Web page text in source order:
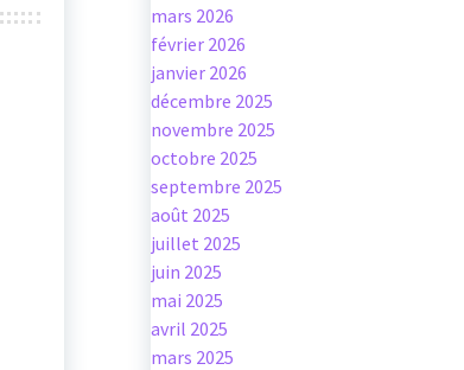
mars 2026
février 2026
janvier 2026
décembre 2025
novembre 2025
octobre 2025
septembre 2025
août 2025
juillet 2025
juin 2025
mai 2025
avril 2025
mars 2025